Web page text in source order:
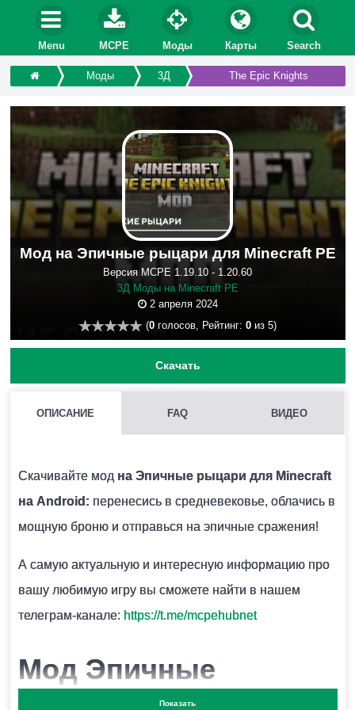
Menu MCPE Моды Карты Search
Моды 3Д The Epic Knights
Мод на Эпичные рыцари для Minecraft PE
Версия MCPE 1.19.10 - 1.20.60
3Д Моды на Minecraft PE
2 апреля 2024
(0 голосов, Рейтинг: 0 из 5)
Скачать
ОПИСАНИЕ FAQ ВИДЕО
Скачивайте мод на Эпичные рыцари для Minecraft
на Android: перенесись в средневековье, облачись в
мощную броню и отправься на эпичные сражения!
А самую актуальную и интересную информацию про
вашу любимую игру вы сможете найти в нашем
телеграм-канале: https://t.me/mcpehubnet
Мод Эпичные
Показать
Нежелательно, поскольку модификации могут
конфликтовать между собой и вызывать ошибки.
КАК УСТАНОВИТЬ МОД?